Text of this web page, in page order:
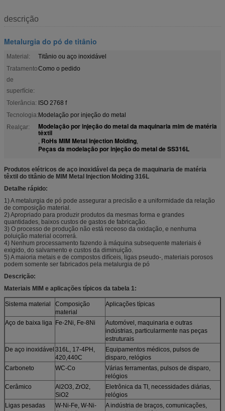
descrição
Metalurgia do pó de titânio
Material:
Titânio ou aço inoxidável
Tratamento
de
superfície:
Como o pedido
Tolerância: ISO 2768 f
Tecnologia:Modelação por injeção do metal
Realçar:
Modelação por injeção do metal da maquinaria mim de matéria
têxtil
, RoHs MIM Metal Injection Molding,
Peças da modelação por injeção do metal de SS316L
Produtos elétricos de aço inoxidável da peça de maquinaria de matéria
têxtil do titânio de MIM Metal Injection Molding 316L
Detalhe rápido:
1) A metalurgia de pó pode assegurar a precisão e a uniformidade da relação
de composição material.
2) Apropriado para produzir produtos da mesmas forma e grandes
quantidades, baixos custos de gastos de fabricação.
3) O processo de produção não está receoso da oxidação, e nenhuma
poluição material ocorrerá.
4) Nenhum processamento fazendo à máquina subsequente materiais é
exigido, do salvamento e custos da diminuição.
5) A maioria metais e de compostos difíceis, ligas pseudo-, materiais porosos
podem somente ser fabricados pela metalurgia de pó
Descrição:
Materiais MIM e aplicações típicos da tabela 1:
Sistema material
Composição
material
Aplicações típicas
Aço de baixa liga Fe-2Ni, Fe-8Ni
Automóvel, maquinaria e outras
indústrias, particularmente nas peças
estruturais
De aço inoxidável 316L, 17-4PH,
420,440C
Equipamentos médicos, pulsos de
disparo, relógios
Carboneto
WC-Co
Várias ferramentas, pulsos de disparo,
relógios
Cerâmico
Al2O3, ZrO2,
SiO2
Eletrônica da TI, necessidades diárias,
relógios
Ligas pesadas
W-Ni-Fe, W-Ni-
A indústria de braços, comunicações,